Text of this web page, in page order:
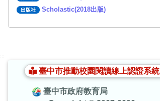
出版社 Scholastic(2018出版)
臺中市推動校園閱讀線上認證系統
臺中市政府教育局